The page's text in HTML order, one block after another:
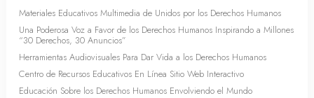
Materiales Educativos Multimedia de Unidos por los Derechos Humanos
Una Poderosa Voz a Favor de los Derechos Humanos Inspirando a Millones
“30 Derechos, 30 Anuncios”
Herramientas Audiovisuales Para Dar Vida a los Derechos Humanos
Centro de Recursos Educativos En Línea Sitio Web Interactivo
Educación Sobre los Derechos Humanos Envolviendo el Mundo